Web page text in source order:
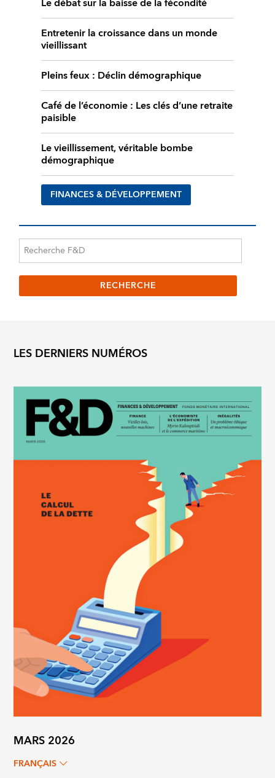
Entretenir la croissance dans un monde
vieillissant
Pleins feux : Déclin démographique
Café de l’économie : Les clés d’une retraite
paisible
Le vieillissement, véritable bombe
démographique
FINANCES & DÉVELOPPEMENT
LES DERNIERS NUMÉROS
MARS 2026
FRANÇAIS